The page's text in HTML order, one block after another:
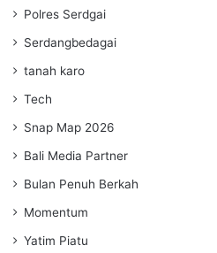
Polres Serdgai
Serdangbedagai
tanah karo
Tech
Snap Map 2026
Bali Media Partner
Bulan Penuh Berkah
Momentum
Yatim Piatu